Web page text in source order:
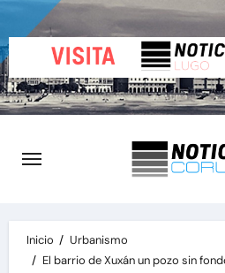
al
contenido
Inicio
Urbanismo
El barrio de Xuxán un pozo sin